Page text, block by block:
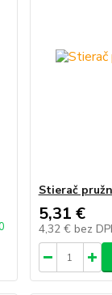
Stierač
5,31 €
4,32 € bez